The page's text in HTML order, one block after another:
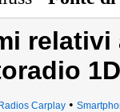
Carplay •